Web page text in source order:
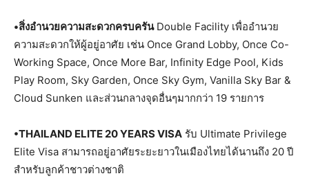
•สิ่งอำนวยความสะดวกครบครันDouble Facility เพื่ออำนวย
ความสะดวกให้ผู้อยู่อาศัย เช่น Once Grand Lobby, Once Co-
Working Space, Once More Bar, Infinity Edge Pool, Kids
Play Room, Sky Garden, Once Sky Gym, Vanilla Sky Bar &
Cloud Sunken และส่วนกลางจุดอื่นๆมากกว่า 19 รายการ
•THAILAND ELITE 20 YEARS VISA รับ Ultimate Privilege
Elite Visa สามารถอยู่อาศัยระยะยาวในเมืองไทยได้นานถึง 20 ปี
สำหรับลูกค้าชาวต่างชาติ